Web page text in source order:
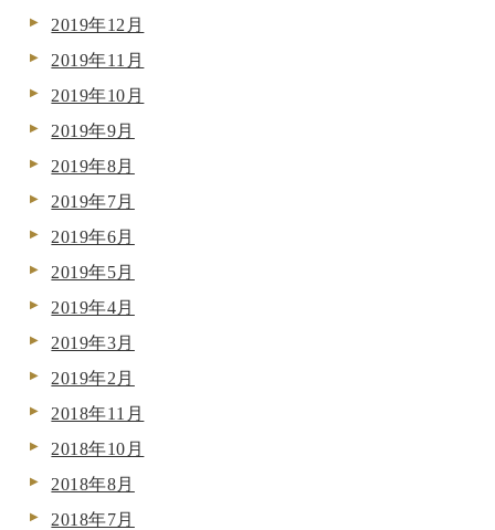
2019年12月
2019年11月
2019年10月
2019年9月
2019年8月
2019年7月
2019年6月
2019年5月
2019年4月
2019年3月
2019年2月
2018年11月
2018年10月
2018年8月
2018年7月